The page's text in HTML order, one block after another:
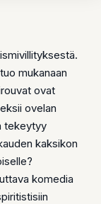
mukanaan
ovat
ovelan
tekeytyy
kaksikon
komedia